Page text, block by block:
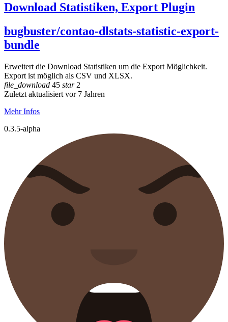
Download Statistiken, Export Plugin
bugbuster/contao-dlstats-statistic-export-
bundle
Erweitert die Download Statistiken um die Export Möglichkeit.
Export ist möglich als CSV und XLSX.
file_download 45 star2
Zuletzt aktualisiert vor 7 Jahren
Mehr Infos
0.3.5-alpha